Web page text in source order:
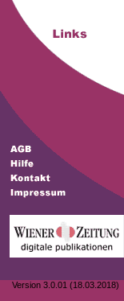
Version 3.0.01 (18.03.2018)